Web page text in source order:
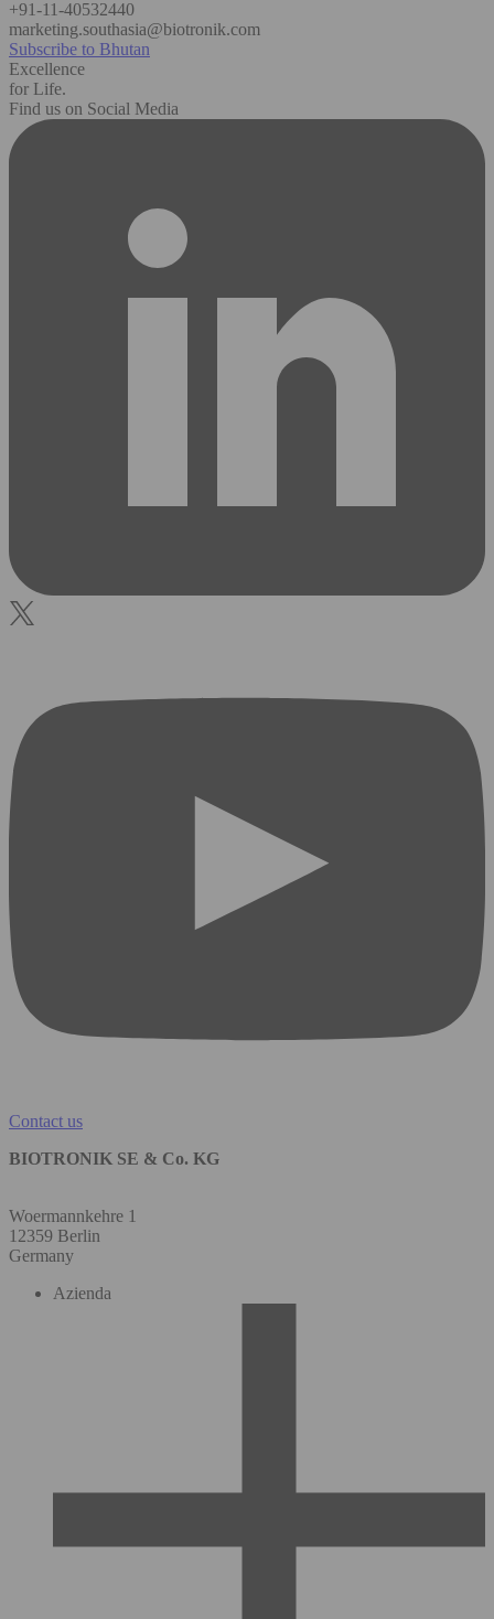
+91-11-40532440
marketing.southasia@biotronik.com
Subscribe to Bhutan
Excellence
for Life.
Find us on Social Media
Contact us
BIOTRONIK SE & Co. KG
Woermannkehre 1
12359 Berlin
Germany
Azienda